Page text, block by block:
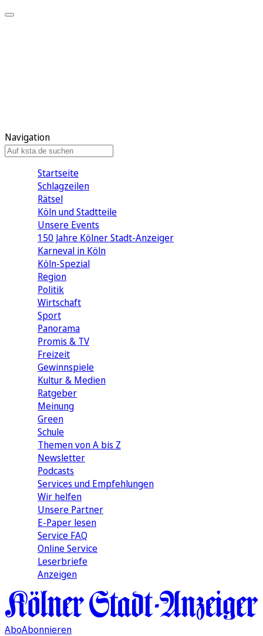
Navigation
Startseite
Schlagzeilen
Rätsel
Köln und Stadtteile
Unsere Events
150 Jahre Kölner Stadt-Anzeiger
Karneval in Köln
Köln-Spezial
Region
Politik
Wirtschaft
Sport
Panorama
Promis & TV
Freizeit
Gewinnspiele
Kultur & Medien
Ratgeber
Meinung
Green
Schule
Themen von A bis Z
Newsletter
Podcasts
Services und Empfehlungen
Wir helfen
Unsere Partner
E-Paper lesen
Service FAQ
Online Service
Leserbriefe
Anzeigen
AboAbonnieren